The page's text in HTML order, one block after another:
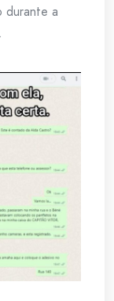
durante a